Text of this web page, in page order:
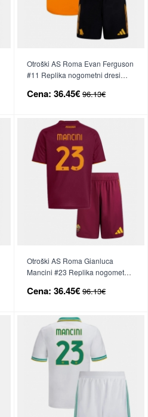
Otroški AS Roma Evan Ferguson
#11 Replika nogometni dresi
Kratek Rokav (+ hlače)
Cena: 36.45€ 96.13€
Otroški AS Roma Gianluca
Mancini #23 Replika nogometni
Kratek Rokav (+ hlače)
Cena: 36.45€ 96.13€